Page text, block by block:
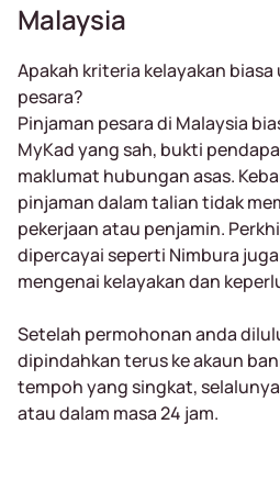
Malaysia
Apakah kriteria kelayakan
pesara?
Pinjaman pesara di Malaysia
MyKad yang sah, bukti
maklumat hubungan asas.
pinjaman dalam talian tidak
pekerjaan atau penjamin.
dipercayai seperti Nimbura
mengenai kelayakan dan
Setelah permohonan anda
dipindahkan terus ke akaun
tempoh yang singkat,
atau dalam masa 24 jam.